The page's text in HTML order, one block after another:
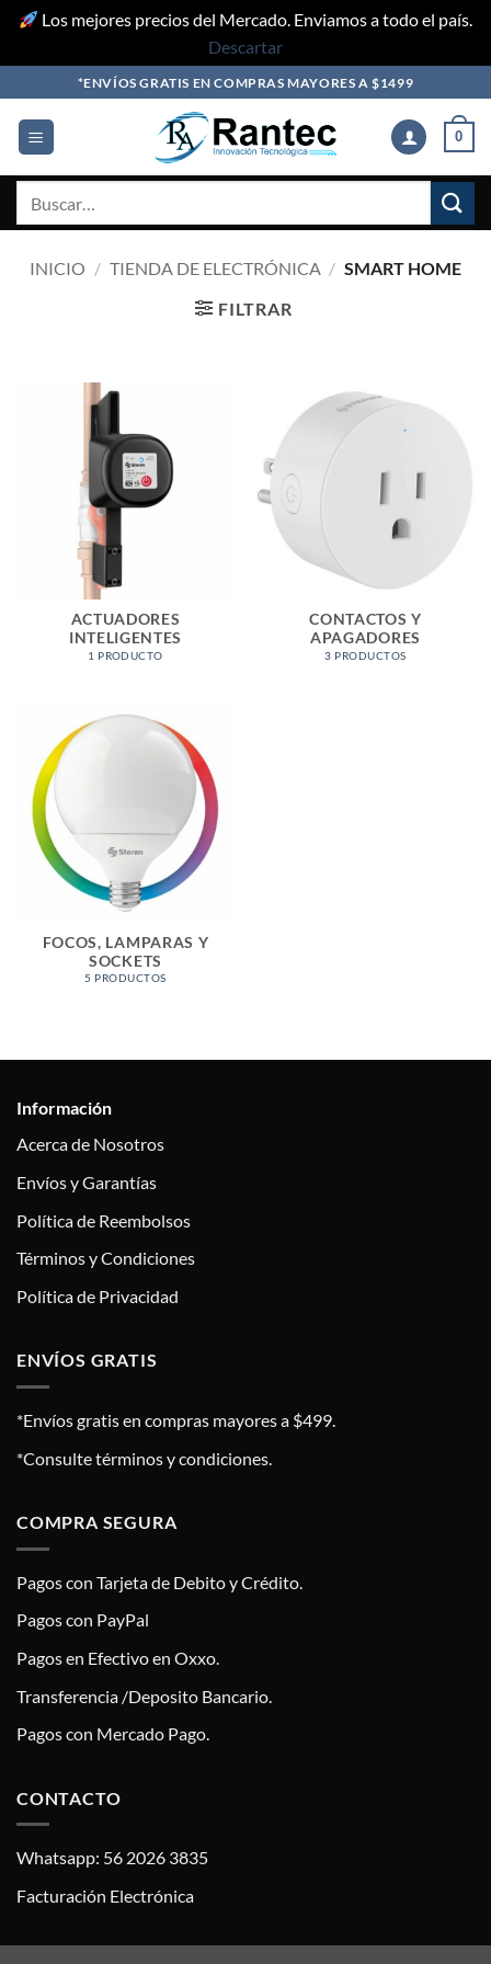
Los mejores precios del Mercado. Enviamos a todo el país.
Descartar
to
content
*ENVÍOS GRATIS EN COMPRAS MAYORES A $1499
0
INICIO / TIENDA DE ELECTRÓNICA / SMART HOME
FILTRAR
ACTUADORES
INTELIGENTES
1 PRODUCTO
CONTACTOS Y
APAGADORES
3 PRODUCTOS
FOCOS, LAMPARAS Y
SOCKETS
5 PRODUCTOS
Información
Acerca de Nosotros
Envíos y Garantías
Política de Reembolsos
Términos y Condiciones
Política de Privacidad
ENVÍOS GRATIS
*Envíos gratis en compras mayores a $499.
*Consulte términos y condiciones.
COMPRA SEGURA
Pagos con Tarjeta de Debito y Crédito.
Pagos con PayPal
Pagos en Efectivo en Oxxo.
Transferencia /Deposito Bancario.
Pagos con Mercado Pago.
CONTACTO
Whatsapp: 56 2026 3835
Facturación Electrónica